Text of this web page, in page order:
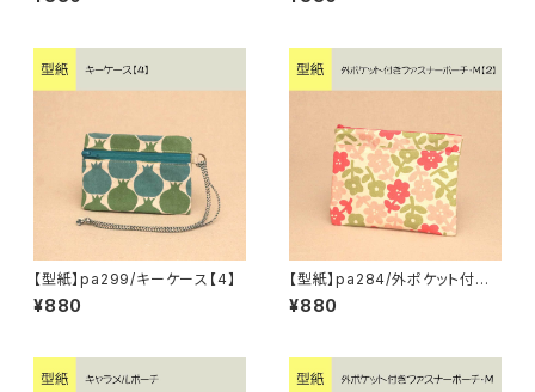
【型紙】pa299/キーケース【4】
¥880
【型紙】pa284/外ポケット付きフ
ァスナーポーチ・M【2】
¥880